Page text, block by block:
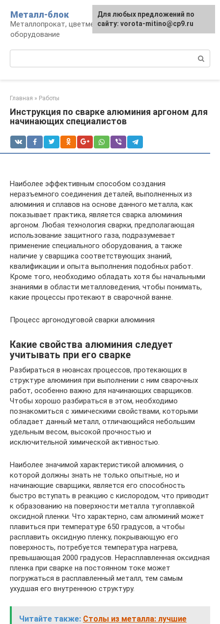
контенту
Металл-блок
Металлопрокат, цветмет, обработка и
оборудование
Главная » Работы
Инструкция по сварке алюминия аргоном для
начинающих специалистов
Наиболее эффективным способом создания
неразъемного соединения деталей, выполненных из
алюминия и сплавов на основе данного металла, как
показывает практика, является сварка алюминия
аргоном. Любая технология сварки, предполагающая
использование защитного газа, подразумевает
применение специального оборудования, а также
наличие у сварщика соответствующих знаний,
квалификации и опыта выполнения подобных работ.
Кроме того, необходимо обладать хотя бы начальными
знаниями в области металловедения, чтобы понимать,
какие процессы протекают в сварочной ванне.
Процесс аргонодуговой сварки алюминия
Какие свойства алюминия следует
учитывать при его сварке
Разбираться в нюансах процессов, протекающих в
структуре алюминия при выполнении с ним сварочных
работ, особенно важно для начинающих сварщиков.
Чтобы хорошо разбираться в этом, необходимо
познакомиться с химическими свойствами, которыми
обладает данный металл, отличающийся небольшим
удельным весом, высокой прочностью и
исключительной химической активностью.
Наиболее значимой характеристикой алюминия, о
которой должны знать не только опытные, но и
начинающие сварщики, является его способность
быстро вступать в реакцию с кислородом, что приводит
к образованию на поверхности металла тугоплавкой
оксидной пленки. Что характерно, сам алюминий может
плавиться при температуре 650 градусов, а чтобы
расплавить оксидную пленку, покрывающую его
поверхность, потребуется температура нагрева,
превышающая 2000 градусов. Нерасплавленная оксидная
пленка при сварке на постоянном токе может
погружаться в расплавленный металл, тем самым
ухудшая его внутреннюю структуру.
Читайте также: Столы из металла: лучшие
Для любых предложений по
сайту: vorota-mitino@cp9.ru